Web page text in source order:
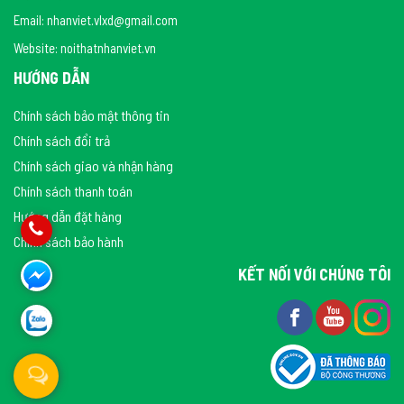
4. VÒI SEN CAESAR S383C NÓNG LẠNH 1 CHẾ ĐỘ
Vòi sen Caesar S383C kiểu dáng thanh thoát nhỏ gọn góp phần
Email: nhanviet.vlxd@gmail.com
Website: noithatnhanviet.vn
HƯỚNG DẪN
Chính sách bảo mật thông tin
Chính sách đổi trả
Chính sách giao và nhận hàng
Chính sách thanh toán
Hướng dẫn đặt hàng
Chính sách bảo hành
KẾT NỐI VỚI CHÚNG TÔI